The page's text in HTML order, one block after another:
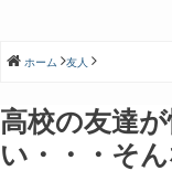
ホーム 友人
高校の友達
い・・・そ